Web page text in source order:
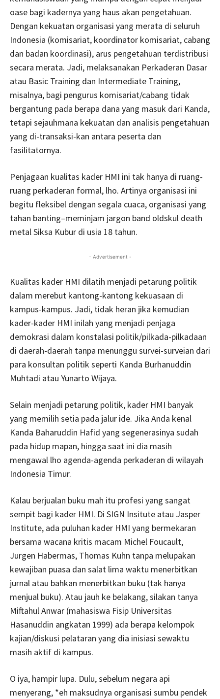
oase bagi kadernya yang haus akan pengetahuan.
Dengan kekuatan organisasi yang merata di seluruh
Indonesia (komisariat, koordinator komisariat, cabang
dan badan koordinasi), arus pengetahuan terdistribusi
secara merata. Jadi, melaksanakan Perkaderan Dasar
atau Basic Training dan Intermediate Training,
misalnya, bagi pengurus komisariat/cabang tidak
bergantung pada berapa dana yang masuk dari Kanda,
tetapi sejauhmana kekuatan dan analisis pengetahuan
yang di-transaksi-kan antara peserta dan
fasilitatornya.
Penjagaan kualitas kader HMI ini tak hanya di ruang-
ruang perkaderan formal, lho. Artinya organisasi ini
begitu fleksibel dengan segala cuaca, organisasi yang
tahan banting–meminjam jargon band oldskul death
metal Siksa Kubur di usia 18 tahun.
- Advertisement -
Kualitas kader HMI dilatih menjadi petarung politik
dalam merebut kantong-kantong kekuasaan di
kampus-kampus. Jadi, tidak heran jika kemudian
kader-kader HMI inilah yang menjadi penjaga
demokrasi dalam konstalasi politik/pilkada-pilkadaan
di daerah-daerah tanpa menunggu survei-surveian dari
para konsultan politik seperti Kanda Burhanuddin
Muhtadi atau Yunarto Wijaya.
Selain menjadi petarung politik, kader HMI banyak
yang memilih setia pada jalur ide. Jika Anda kenal
Kanda Baharuddin Hafid yang segenerasinya sudah
pada hidup mapan, hingga saat ini dia masih
mengawal lho agenda-agenda perkaderan di wilayah
Indonesia Timur.
Kalau berjualan buku mah itu profesi yang sangat
sempit bagi kader HMI. Di SIGN Insitute atau Jasper
Institute, ada puluhan kader HMI yang bermekaran
bersama wacana kritis macam Michel Foucault,
Jurgen Habermas, Thomas Kuhn tanpa melupakan
kewajiban puasa dan salat lima waktu menerbitkan
jurnal atau bahkan menerbitkan buku (tak hanya
menjual buku). Atau jauh ke belakang, silakan tanya
Miftahul Anwar (mahasiswa Fisip Universitas
Hasanuddin angkatan 1999) ada berapa kelompok
kajian/diskusi pelataran yang dia inisiasi sewaktu
masih aktif di kampus.
O iya, hampir lupa. Dulu, sebelum negara api
menyerang, *eh maksudnya organisasi sumbu pendek